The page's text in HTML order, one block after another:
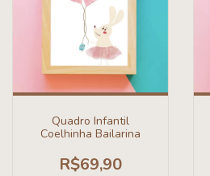
Quadro Infantil
Coelhinha Bailarina
R$69,90